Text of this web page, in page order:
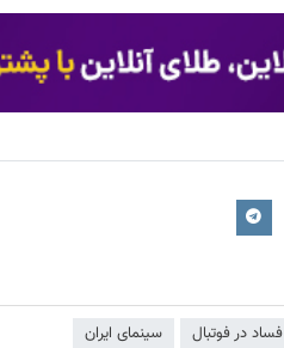
فساد در فوتبال سینمای ایران